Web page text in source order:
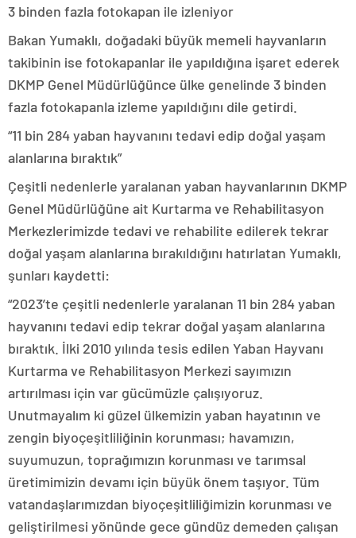
3 binden fazla fotokapan ile izleniyor
Bakan Yumaklı, doğadaki büyük memeli hayvanların
takibinin ise fotokapanlar ile yapıldığına işaret ederek
DKMP Genel Müdürlüğünce ülke genelinde 3 binden
fazla fotokapanla izleme yapıldığını dile getirdi.
“11 bin 284 yaban hayvanını tedavi edip doğal yaşam
alanlarına bıraktık”
Çeşitli nedenlerle yaralanan yaban hayvanlarının DKMP
Genel Müdürlüğüne ait Kurtarma ve Rehabilitasyon
Merkezlerimizde tedavi ve rehabilite edilerek tekrar
doğal yaşam alanlarına bırakıldığını hatırlatan Yumaklı,
şunları kaydetti:
“2023’te çeşitli nedenlerle yaralanan 11 bin 284 yaban
hayvanını tedavi edip tekrar doğal yaşam alanlarına
bıraktık. İlki 2010 yılında tesis edilen Yaban Hayvanı
Kurtarma ve Rehabilitasyon Merkezi sayımızın
artırılması için var gücümüzle çalışıyoruz.
Unutmayalım ki güzel ülkemizin yaban hayatının ve
zengin biyoçeşitliliğinin korunması; havamızın,
suyumuzun, toprağımızın korunması ve tarımsal
üretimimizin devamı için büyük önem taşıyor. Tüm
vatandaşlarımızdan biyoçeşitliliğimizin korunması ve
geliştirilmesi yönünde gece gündüz demeden çalışan